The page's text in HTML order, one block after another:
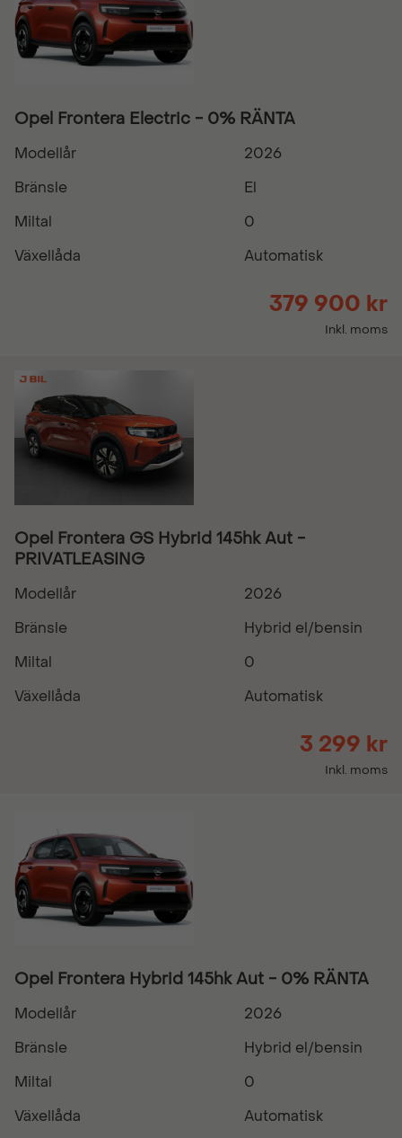
Opel Frontera Electric - 0% RÄNTA
Modellår
2026
Bränsle
El
Miltal
0
Växellåda
Automatisk
379 900 kr
Inkl. moms
Opel Frontera GS Hybrid 145hk Aut -
PRIVATLEASING
Modellår
2026
Bränsle
Hybrid el/bensin
Miltal
0
Växellåda
Automatisk
3 299 kr
Inkl. moms
Opel Frontera Hybrid 145hk Aut - 0% RÄNTA
Modellår
2026
Bränsle
Hybrid el/bensin
Miltal
0
Växellåda
Automatisk